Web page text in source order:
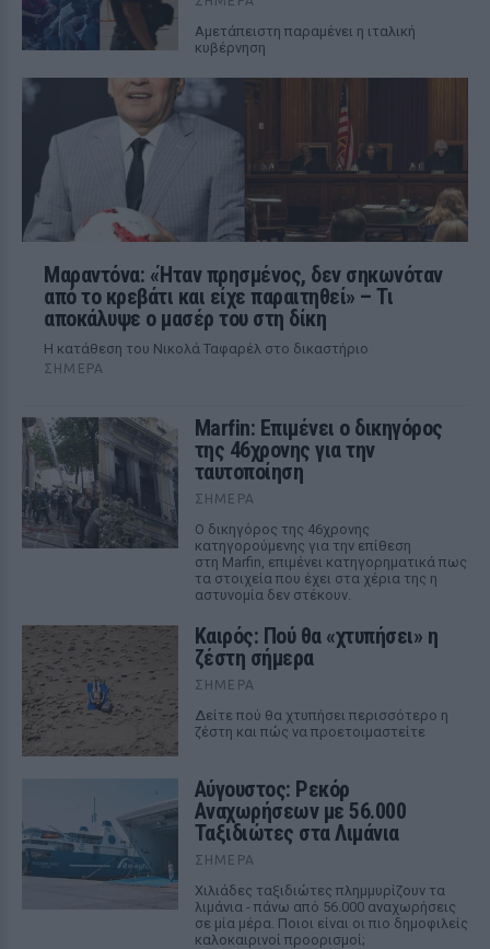
Αμετάπειστη παραμένει η ιταλική
κυβέρνηση
Μαραντόνα: «Ήταν πρησμένος, δεν σηκωνόταν
από το κρεβάτι και είχε παραιτηθεί» – Τι
αποκάλυψε ο μασέρ του στη δίκη
Η κατάθεση του Νικολά Ταφαρέλ στο δικαστήριο
ΣΉΜΕΡΑ
Marfin: Επιμένει ο δικηγόρος
της 46χρονης για την
ταυτοποίηση
ΣΉΜΕΡΑ
Ο δικηγόρος της 46χρονης
κατηγορούμενης για την επίθεση
στη Marfin, επιμένει κατηγορηματικά πως
τα στοιχεία που έχει στα χέρια της η
αστυνομία δεν στέκουν.
Καιρός: Πού θα «χτυπήσει» η
ζέστη σήμερα
ΣΉΜΕΡΑ
Δείτε πού θα χτυπήσει περισσότερο η
ζέστη και πώς να προετοιμαστείτε
Αύγουστος: Ρεκόρ
Αναχωρήσεων με 56.000
Ταξιδιώτες στα Λιμάνια
ΣΉΜΕΡΑ
Χιλιάδες ταξιδιώτες πλημμυρίζουν τα
λιμάνια - πάνω από 56.000 αναχωρήσεις
σε μία μέρα. Ποιοι είναι οι πιο δημοφιλείς
καλοκαιρινοί προορισμοί;